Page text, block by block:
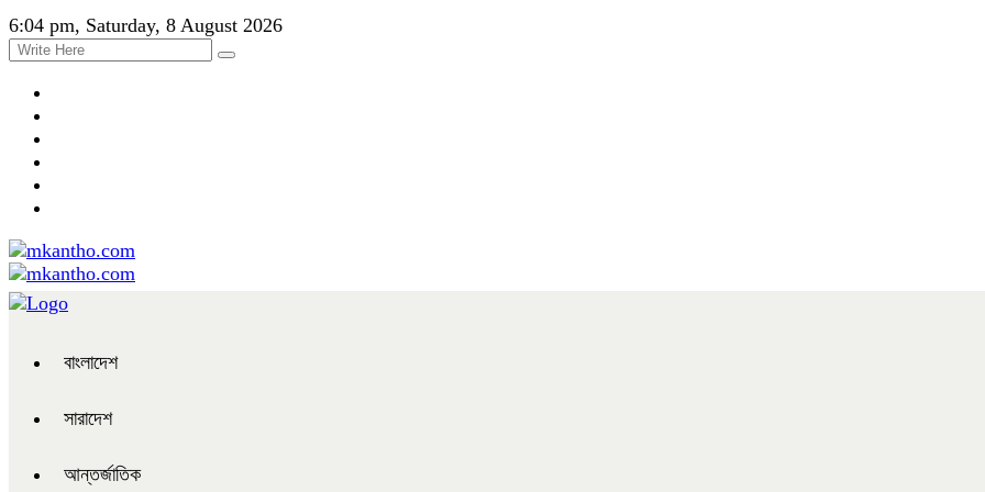
6:04 pm, Saturday, 8 August 2026
বাংলাদেশ
সারাদেশ
আন্তর্জাতিক